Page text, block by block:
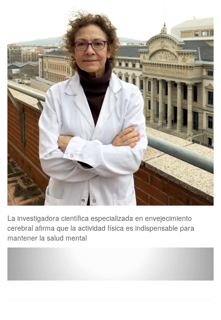
La investigadora científica especializada en envejecimiento
cerebral afirma que la actividad física es indispensable para
mantener la salud mental